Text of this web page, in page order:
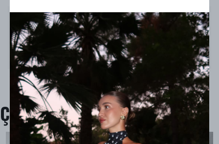
Ürün Açıklaması
Model Ölçüleri : 167cm/53kg
Modelin Beden : S beden
Ürün İçeriği : -
Ürün Boyu : -
Çok Satanlar